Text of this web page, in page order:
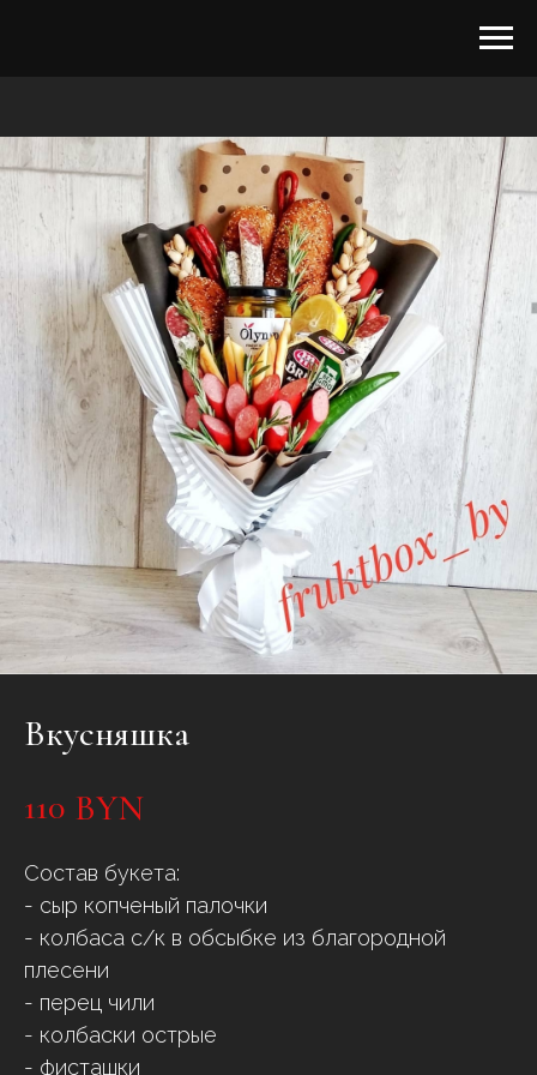
Вкусняшка
110 BYN
Состав букета:
- сыр копченый палочки
- колбаса с/к в обсыбке из благородной
плесени
- перец чили
- колбаски острые
- фисташки